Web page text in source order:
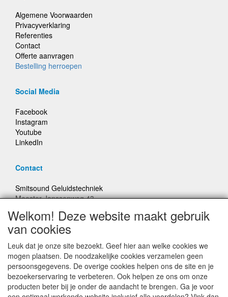
Algemene Voorwaarden
Privacyverklaring
Referenties
Contact
Offerte aanvragen
Bestelling herroepen
Social Media
Facebook
Instagram
Youtube
LinkedIn
Contact
Smitsound Geluidstechniek
Meester Janssenweg 43
E-mail: info@smitsound.nl
Telefoon: +31-(0)6-22256322
Bestellingen binnen Nederland, ongeacht gewicht, verstuurd
voor € 6,95
Prijzen inclusief 21% BTW, tenzij anders vermeldt
Welkom! Deze website maakt gebruik
van cookies
Leuk dat je onze site bezoekt. Geef hier aan welke cookies we
mogen plaatsen. De noodzakelijke cookies verzamelen geen
persoonsgegevens. De overige cookies helpen ons de site en je
bezoekerservaring te verbeteren. Ook helpen ze ons om onze
producten beter bij je onder de aandacht te brengen. Ga je voor